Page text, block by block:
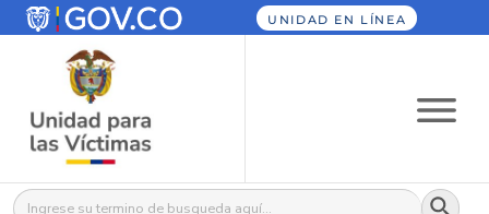
UNIDAD EN LÍNEA
Buscar: Botón